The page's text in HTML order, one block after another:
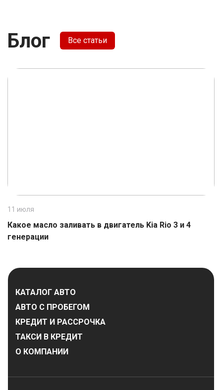
Блог Все статьи
11 июля
Какое масло заливать в двигатель Kia Rio 3 и 4
генерации
КАТАЛОГ АВТО
АВТО С ПРОБЕГОМ
КРЕДИТ И РАССРОЧКА
ТАКСИ В КРЕДИТ
О КОМПАНИИ